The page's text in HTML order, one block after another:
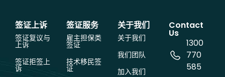
签证上诉
签证复议与
上诉
签证拒签上
诉
签证服务
雇主担保类
签证
技术移民签
证
关于我们
关于我们
我们团队
加入我们
Contact
Us
1300
770
585